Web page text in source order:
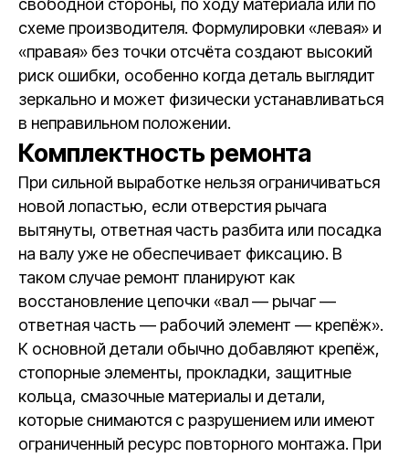
свободной стороны, по ходу материала или по
схеме производителя. Формулировки «левая» и
«правая» без точки отсчёта создают высокий
риск ошибки, особенно когда деталь выглядит
зеркально и может физически устанавливаться
в неправильном положении.
Комплектность ремонта
При сильной выработке нельзя ограничиваться
новой лопастью, если отверстия рычага
вытянуты, ответная часть разбита или посадка
на валу уже не обеспечивает фиксацию. В
таком случае ремонт планируют как
восстановление цепочки «вал — рычаг —
ответная часть — рабочий элемент — крепёж».
К основной детали обычно добавляют крепёж,
стопорные элементы, прокладки, защитные
кольца, смазочные материалы и детали,
которые снимаются с разрушением или имеют
ограниченный ресурс повторного монтажа. При